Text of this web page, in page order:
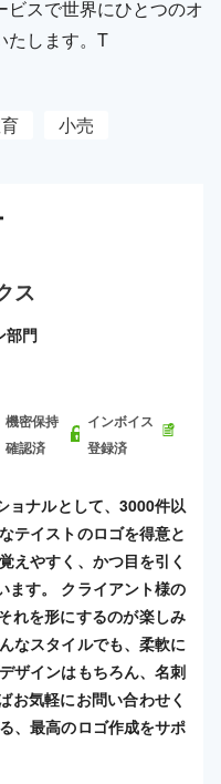
スで世界にひとつのオ
たします。T
小売
ス
部門
機密保持
確認済
インボイス
登録済
ョナルとして、3000件以
テイストのロゴを得意と
えやすく、かつ目を引く
ます。 クライアント様の
れを形にするのが楽しみ
なスタイルでも、柔軟に
ザインはもちろん、名刺
お気軽にお問い合わせく
、最高のロゴ作成をサポ